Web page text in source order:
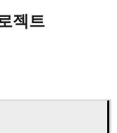
젝트